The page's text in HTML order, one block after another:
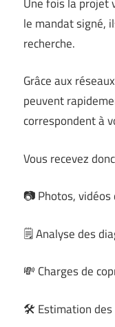
le mandat signé,
recherche.
Grâce aux
peuvent
correspondent à
Vous recevez
📷 Photos, vidéos
🗒️ Analyse des
💸 Charges de
🛠️ Estimation des